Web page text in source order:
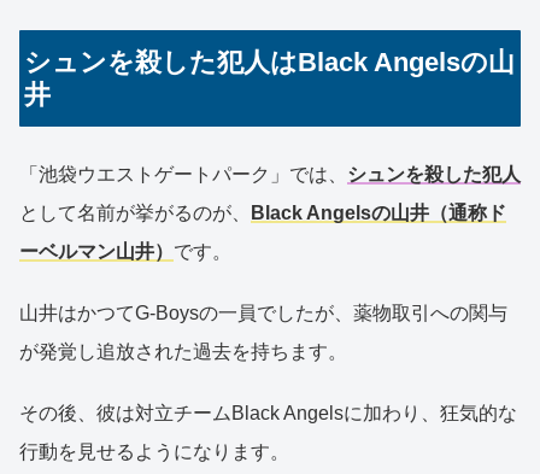
シュンを殺した犯人はBlack Angelsの山
井
「池袋ウエストゲートパーク」では、 シュンを殺した犯人
として名前が挙がるのが、
Black Angelsの山井（通称ド
ーベルマン山井） です。
山井はかつてG-Boysの一員でしたが、薬物取引への関与
が発覚し追放された過去を持ちます。
その後、彼は対立チームBlack Angelsに加わり、狂気的な
行動を見せるようになります。